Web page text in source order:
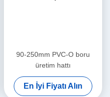
90-250mm PVC-O boru
üretim hattı
En İyi Fiyatı Alın